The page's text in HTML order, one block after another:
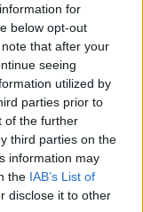
for
below opt-out
that after your
seeing
utilized by
parties prior to
of the further
third parties on the
information may
the IAB’s List of
disclose it to other
sóval
a répákat,
4-5 levél
is.
répákat,
a